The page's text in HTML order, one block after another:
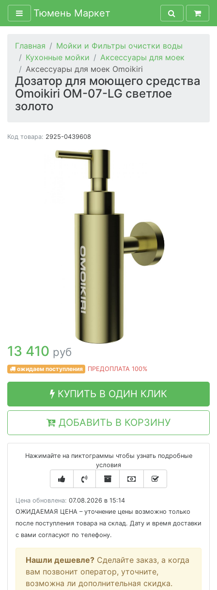
Тюмень Маркет
Главная
Мойки и Фильтры очистки воды
Кухонные мойки
Аксессуары для моек
Аксессуары для моек Omoikiri
Дозатор для моющего средства
Omoikiri OM-07-LG светлое
золото
Код товара: 2925-0439608
13 410 руб
ожидаем поступления ПРЕДОПЛАТА 100%
КУПИТЬ В ОДИН КЛИК
ДОБАВИТЬ В КОРЗИНУ
Нажимайте на пиктограммы чтобы узнать подробные
условия
Цена обновлена: 07.08.2026 в 15:14
ОЖИДАЕМАЯ ЦЕНА – уточнение цены возможно только
после поступления товара на склад. Дату и время доставки
с вами согласуют по телефону.
Нашли дешевле? Сделайте заказ, а когда
вам позвонит оператор, уточните,
возможна ли дополнительная скидка.